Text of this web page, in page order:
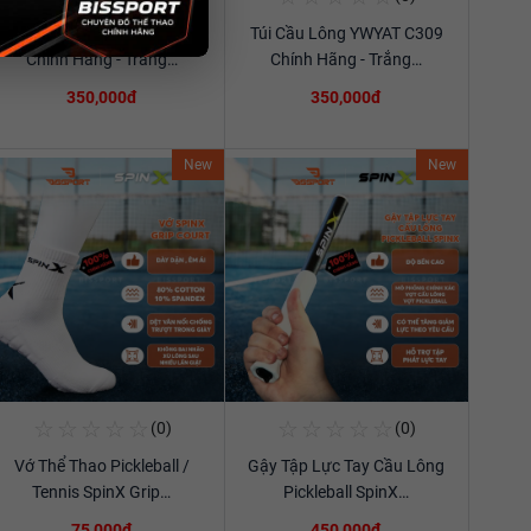
Xem chi tiết
Túi Cầu Lông YWYAT C309
Chính Hãng - Trắng…
350,000đ
Xem chi tiết
Túi Cầu Lông YWYAT C309
Chính Hãng - Trắng…
350,000đ
New
(0)
Vớ Thể Thao Pickleball /
Tennis SpinX Grip…
New
Xem chi tiết
(0)
Gậy Tập Lực Tay Cầu Lông
Pickleball SpinX…